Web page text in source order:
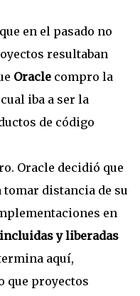
en el pasado no
resultaban
Oraclecompro la
iba a ser la
de código
Oracle decidió que
distancia de su
en
y liberadas
aquí,
que proyectos